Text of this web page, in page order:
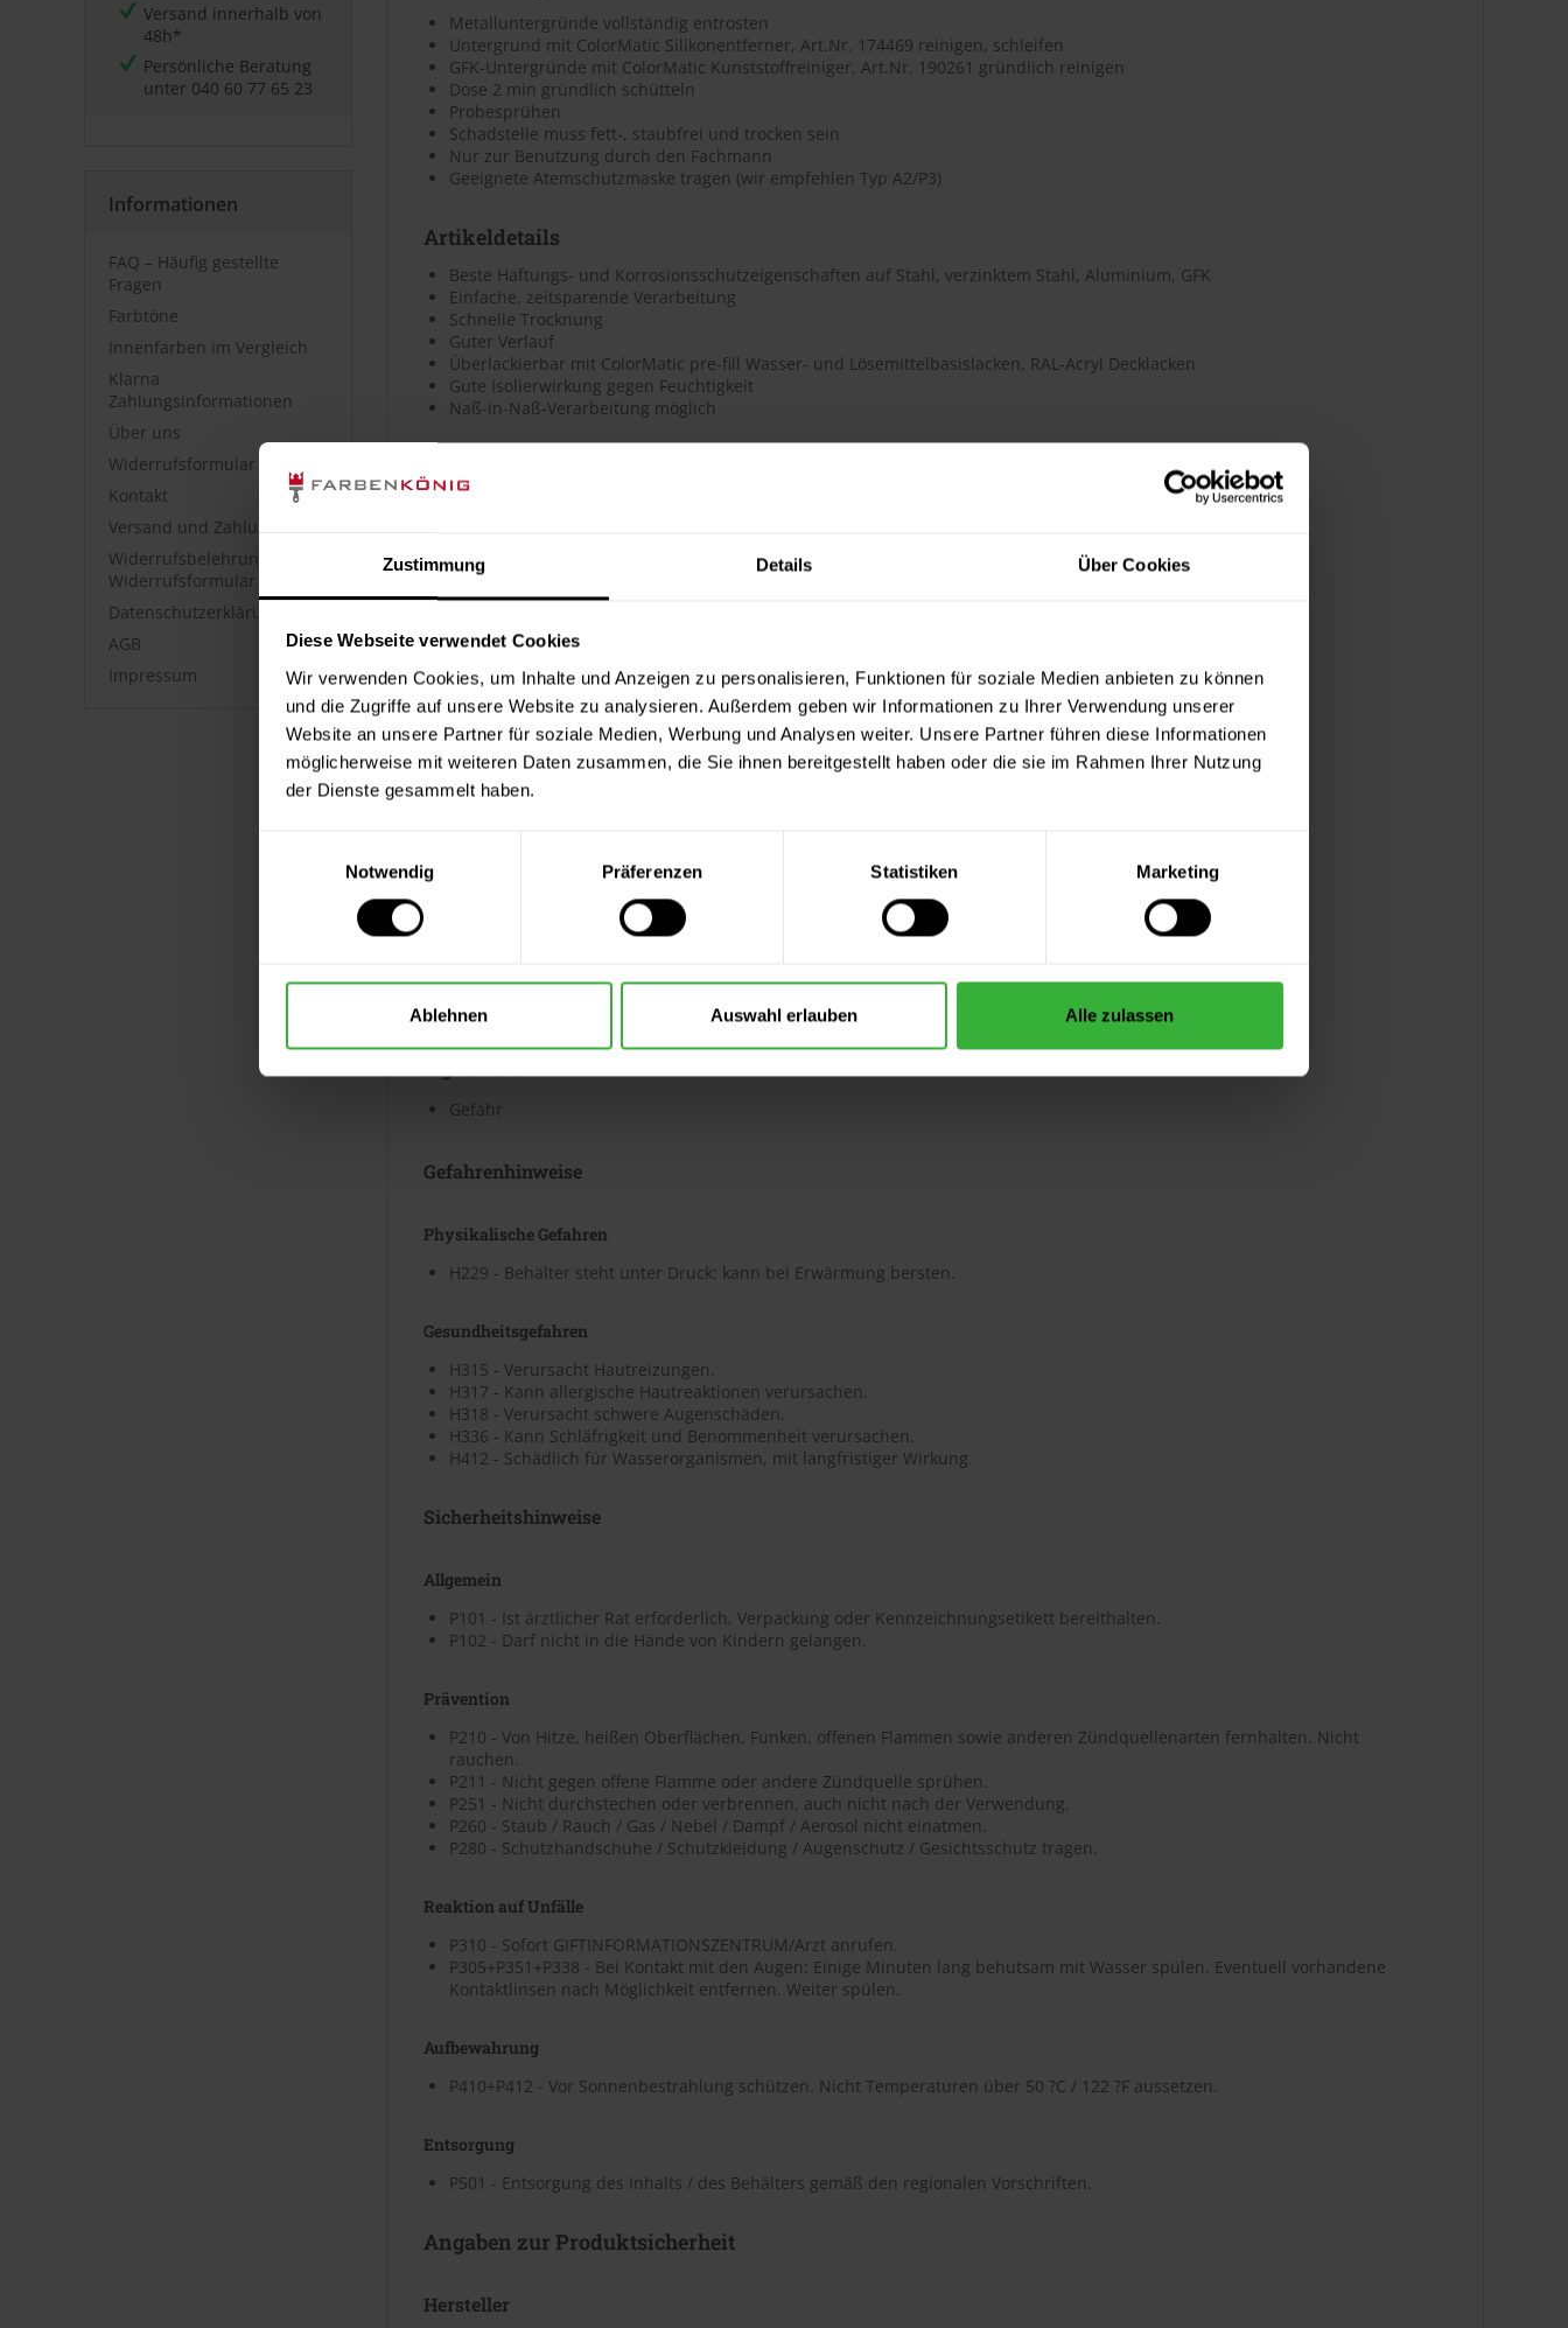
Zustimmung Details Über Cookies
Diese Webseite verwendet Cookies
Wir verwenden Cookies, um Inhalte und Anzeigen zu personalisieren, Funktionen für soziale Medien anbieten zu können
und die Zugriffe auf unsere Website zu analysieren. Außerdem geben wir Informationen zu Ihrer Verwendung unserer
Website an unsere Partner für soziale Medien, Werbung und Analysen weiter. Unsere Partner führen diese Informationen
möglicherweise mit weiteren Daten zusammen, die Sie ihnen bereitgestellt haben oder die sie im Rahmen Ihrer Nutzung
der Dienste gesammelt haben.
Notwendig
Präferenzen Statistiken Marketing
Ablehnen Auswahl erlauben Alle zulassen
Versand innerhalb von
48h*
Persönliche Beratung
unter 040 60 77 65 23
Informationen
FAQ – Häufig gestellte
Fragen
Farbtöne
Innenfarben im Vergleich
Klarna
Zahlungsinformationen
Über uns
Widerrufsformular
Kontakt
Versand und Zahlung
Widerrufsbelehrung &
Widerrufsformular
Datenschutzerklärung
AGB
Impressum
Metalluntergründe vollständig entrosten
Untergrund mit ColorMatic Silikonentferner, Art.Nr. 174469 reinigen, schleifen
GFK-Untergründe mit ColorMatic Kunststoffreiniger, Art.Nr. 190261 gründlich reinigen
Dose 2 min gründlich schütteln
Probesprühen
Schadstelle muss fett-, staubfrei und trocken sein
Nur zur Benutzung durch den Fachmann
Geeignete Atemschutzmaske tragen (wir empfehlen Typ A2/P3)
Artikeldetails
Beste Haftungs- und Korrosionsschutzeigenschaften auf Stahl, verzinktem Stahl, Aluminium, GFK
Einfache, zeitsparende Verarbeitung
Schnelle Trocknung
Guter Verlauf
Überlackierbar mit ColorMatic pre-fill Wasser- und Lösemittelbasislacken, RAL-Acryl Decklacken
Gute Isolierwirkung gegen Feuchtigkeit
Naß-in-Naß-Verarbeitung möglich
Sicherheitsdatenblätter
⤓Sicherheitsdatenblatt (PDF)
Technische Merkblätter
⤓Technisches Merkblatt (PDF)
Kennzeichnungselemente
Gefahrenpiktogramme
Ätzwirkung
Ausrufezeichen
Gefahr
Gefahrenhinweise
Physikalische Gefahren
H229 - Behälter steht unter Druck: kann bei Erwärmung bersten.
Gesundheitsgefahren
H315 - Verursacht Hautreizungen.
H317 - Kann allergische Hautreaktionen verursachen.
H318 - Verursacht schwere Augenschäden.
H336 - Kann Schläfrigkeit und Benommenheit verursachen.
H412 - Schädlich für Wasserorganismen, mit langfristiger Wirkung.
Sicherheitshinweise
Allgemein
P101 - Ist ärztlicher Rat erforderlich, Verpackung oder Kennzeichnungsetikett bereithalten.
P102 - Darf nicht in die Hände von Kindern gelangen.
Prävention
P210 - Von Hitze, heißen Oberflächen, Funken, offenen Flammen sowie anderen Zündquellenarten fernhalten. Nicht
rauchen.
P211 - Nicht gegen offene Flamme oder andere Zündquelle sprühen.
P251 - Nicht durchstechen oder verbrennen, auch nicht nach der Verwendung.
P260 - Staub / Rauch / Gas / Nebel / Dampf / Aerosol nicht einatmen.
P280 - Schutzhandschuhe / Schutzkleidung / Augenschutz / Gesichtsschutz tragen.
Reaktion auf Unfälle
P310 - Sofort GIFTINFORMATIONSZENTRUM/Arzt anrufen.
P305+P351+P338 - Bei Kontakt mit den Augen: Einige Minuten lang behutsam mit Wasser spülen. Eventuell vorhandene
Kontaktlinsen nach Möglichkeit entfernen. Weiter spülen.
Aufbewahrung
P410+P412 - Vor Sonnenbestrahlung schützen. Nicht Temperaturen über 50 ?C / 122 ?F aussetzen.
Entsorgung
P501 - Entsorgung des Inhalts / des Behälters gemäß den regionalen Vorschriften.
Angaben zur Produktsicherheit
Hersteller